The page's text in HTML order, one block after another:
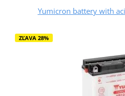
Yumicron battery with
ZĽAVA 28%